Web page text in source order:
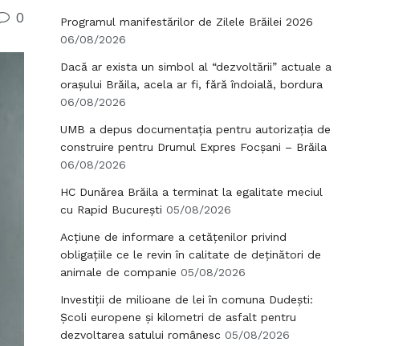
0
Programul manifestărilor de Zilele Brăilei 2026
06/08/2026
Dacă ar exista un simbol al “dezvoltării” actuale a
orașului Brăila, acela ar fi, fără îndoială, bordura
06/08/2026
UMB a depus documentația pentru autorizația de
construire pentru Drumul Expres Focșani – Brăila
06/08/2026
HC Dunărea Brăila a terminat la egalitate meciul
cu Rapid București 05/08/2026
Acțiune de informare a cetățenilor privind
obligațiile ce le revin în calitate de deținători de
animale de companie 05/08/2026
Investiții de milioane de lei în comuna Dudești:
Școli europene și kilometri de asfalt pentru
dezvoltarea satului românesc 05/08/2026